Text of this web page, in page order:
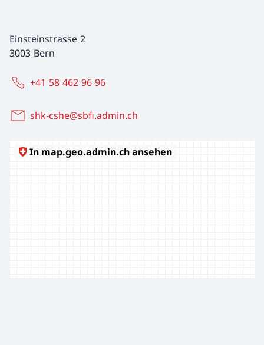
Einsteinstrasse 2
3003 Bern
+41 58 462 96 96
shk-cshe@sbfi.admin.ch